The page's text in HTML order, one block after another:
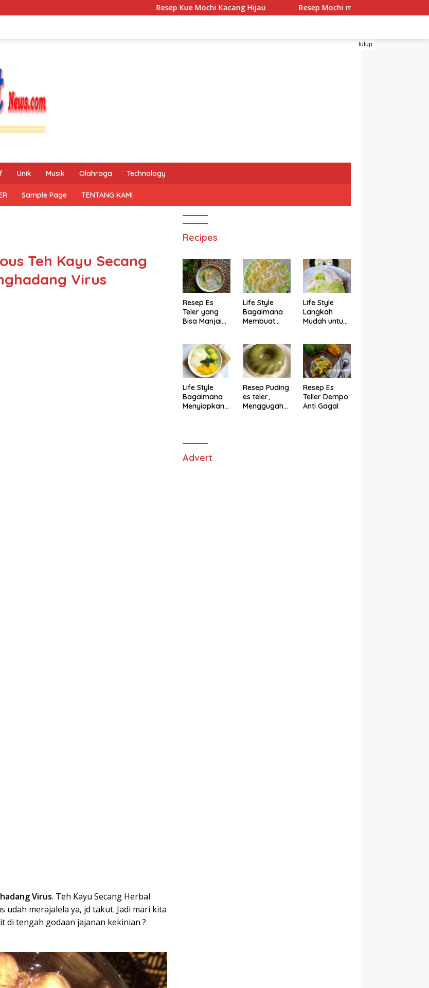
Resep Kue Mochi Kacang Hijau Resep Mochi menggo
tutup
Unik Musik Olahraga Technology
Sample Page TENTANG KAMI
Teh Kayu Secang
Virus
Virus. Teh Kayu Secang Herbal
udah merajalela ya, jd takut. Jadi mari kita
di tengah godaan jajanan kekinian ?
Recipes
Resep Es
Teler yang
Bisa Manjain
Life Style
Bagaimana
Membuat
Life Style
Langkah
Mudah untuk
Alpukat
Magicom,
Enak Banget
Life Style
Bagaimana
Menyiapkan
Selera
Resep Puding
es teler,
Menggugah
Resep Es
Teller Dempo
Anti Gagal
Advert